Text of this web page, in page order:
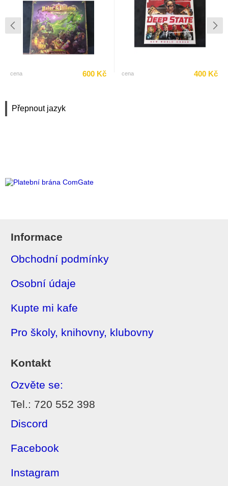
Přepnout jazyk
cena 600 Kč cena 400 Kč
Informace
Obchodní podmínky
Osobní údaje
Kupte mi kafe
Pro školy, knihovny, klubovny
Kontakt
Ozvěte se:
Tel.: 720 552 398
Discord
Facebook
Instagram